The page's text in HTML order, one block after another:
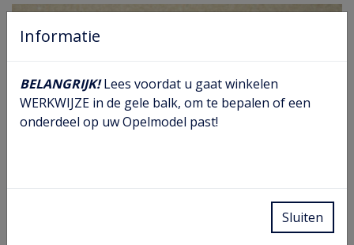
Informatie
BELANGRIJK!Lees voordat u gaat winkelen
WERKWIJZE in de gele balk, om te bepalen of een
onderdeel op uw Opelmodel past!
Sluiten